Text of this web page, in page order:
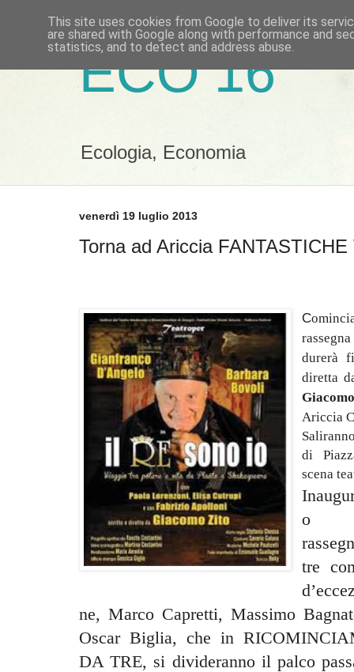
ECO 16
Ecologia, Economia
venerdì 19 luglio 2013
Torna ad Ariccia
C
durerà
diretta
Ariccia
di
scena
o
tre
ne, Marco Capretti, Massimo
Oscar Biglia, che in
DA TRE, si divideranno il palco
This site uses cookies from Google to deliver its
are shared with Google along with performance and
statistics, and to detect and address abuse.